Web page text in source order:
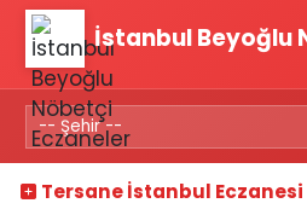
İstanbul Beyoğlu
Tersane İstanbul Eczanesi